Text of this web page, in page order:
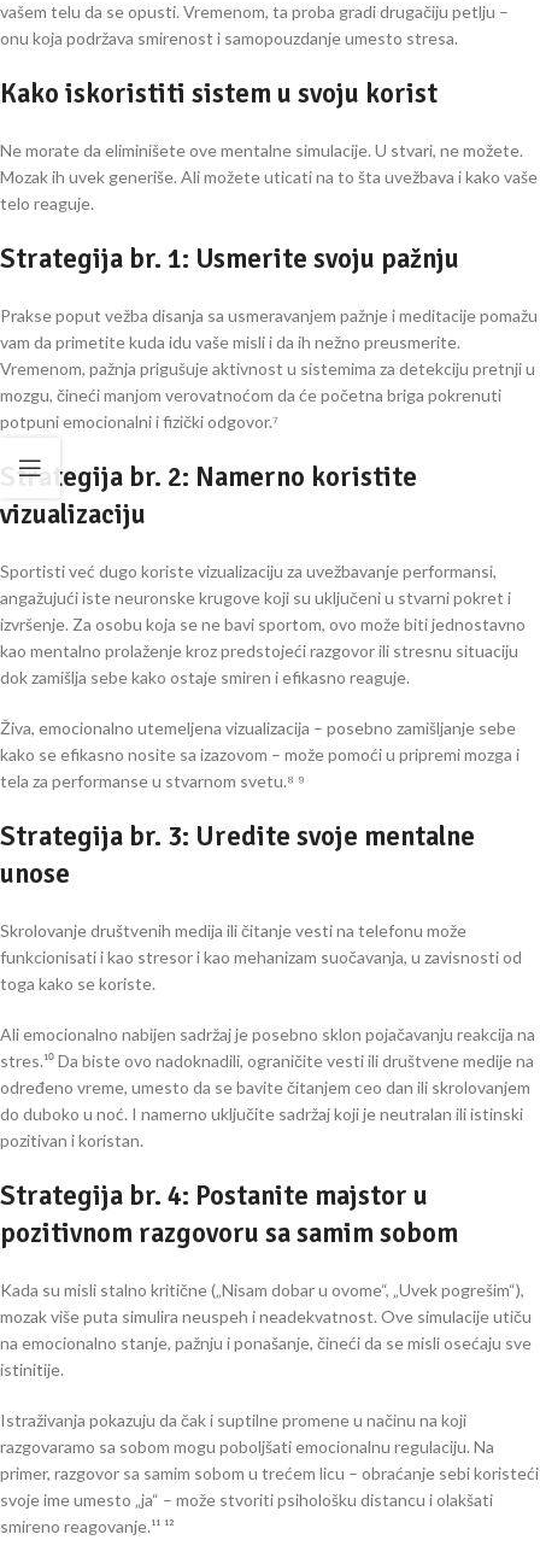
vašem telu da se opusti. Vremenom, ta proba gradi drugačiju petlju –
onu koja podržava smirenost i samopouzdanje umesto stresa.
Kako iskoristiti sistem u svoju korist
Ne morate da eliminišete ove mentalne simulacije. U stvari, ne možete.
Mozak ih uvek generiše. Ali možete uticati na to šta uvežbava i kako vaše
telo reaguje.
Strategija br. 1: Usmerite svoju pažnju
Prakse poput vežba disanja sa usmeravanjem pažnje i meditacije pomažu
vam da primetite kuda idu vaše misli i da ih nežno preusmerite.
Vremenom, pažnja prigušuje aktivnost u sistemima za detekciju pretnji u
mozgu, čineći manjom verovatnoćom da će početna briga pokrenuti
potpuni emocionalni i fizički odgovor.⁷
Strategija br. 2: Namerno koristite
vizualizaciju
Sportisti već dugo koriste vizualizaciju za uvežbavanje performansi,
angažujući iste neuronske krugove koji su uključeni u stvarni pokret i
izvršenje. Za osobu koja se ne bavi sportom, ovo može biti jednostavno
kao mentalno prolaženje kroz predstojeći razgovor ili stresnu situaciju
dok zamišlja sebe kako ostaje smiren i efikasno reaguje.
Živa, emocionalno utemeljena vizualizacija – posebno zamišljanje sebe
kako se efikasno nosite sa izazovom – može pomoći u pripremi mozga i
tela za performanse u stvarnom svetu.⁸ ⁹
Strategija br. 3: Uredite svoje mentalne
unose
Skrolovanje društvenih medija ili čitanje vesti na telefonu može
funkcionisati i kao stresor i kao mehanizam suočavanja, u zavisnosti od
toga kako se koriste.
Ali emocionalno nabijen sadržaj je posebno sklon pojačavanju reakcija na
stres.¹⁰ Da biste ovo nadoknadili, ograničite vesti ili društvene medije na
određeno vreme, umesto da se bavite čitanjem ceo dan ili skrolovanjem
do duboko u noć. I namerno uključite sadržaj koji je neutralan ili istinski
pozitivan i koristan.
Strategija br. 4: Postanite majstor u
pozitivnom razgovoru sa samim sobom
Kada su misli stalno kritične („Nisam dobar u ovome“, „Uvek pogrešim“),
mozak više puta simulira neuspeh i neadekvatnost. Ove simulacije utiču
na emocionalno stanje, pažnju i ponašanje, čineći da se misli osećaju sve
istinitije.
Istraživanja pokazuju da čak i suptilne promene u načinu na koji
razgovaramo sa sobom mogu poboljšati emocionalnu regulaciju. Na
primer, razgovor sa samim sobom u trećem licu – obraćanje sebi koristeći
svoje ime umesto „ja“ – može stvoriti psihološku distancu i olakšati
smireno reagovanje.¹¹ ¹²